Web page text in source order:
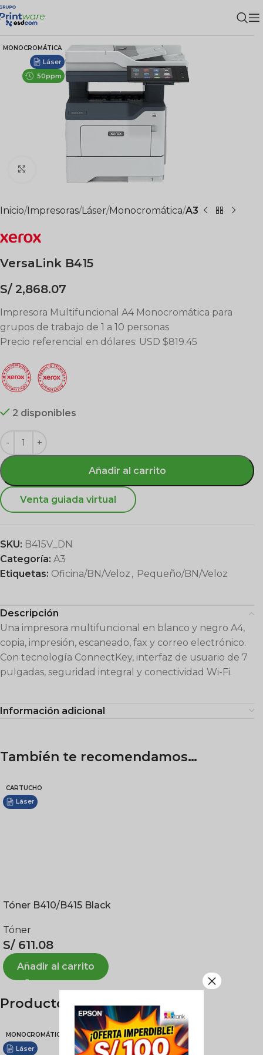
MONOCROMÁTICA
Láser
50ppm
Clic para ampliar
Inicio Impresoras Láser Monocromática A3
VersaLink B415
S/2,868.07
Impresora Multifuncional A4 Monocromática para
grupos de trabajo de 1 a 10 personas
Precio referencial en dólares: USD $819.45
2 disponibles
Añadir al carrito
Venta guiada virtual
SKU: B415V_DN
Categoría: A3
Etiquetas: Oficina/BN/Veloz , Pequeño/BN/Veloz
Descripción
Una impresora multifuncional en blanco y negro A4,
copia, impresión, escaneado, fax y correo electrónico.
Con tecnología ConnectKey, interfaz de usuario de 7
pulgadas, seguridad integral y conectividad Wi-Fi.
Información adicional
También te recomendamos…
CARTUCHO
Láser
Tóner B410/B415 Black
Tóner
S/611.08
Añadir al carrito
Productos relacionados
MONOCROMÁTICA
Láser
MONOCROMÁTICA
Láser
×